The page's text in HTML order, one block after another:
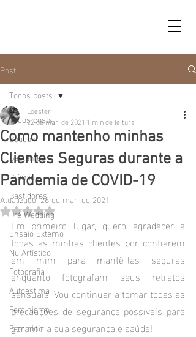
Post
Todos posts
Boudoir
Gestantes
Prêmios
Bastidores
Pré Wedding
Ensaio Externo
Nu Artístico
Fotografia
Autoestima
Feminismo
Feminino
Todos posts
Como mantenho minhas
Clientes Seguras durante a
Pandemia de COVID-19
Loester
22 de mar. de 2021 1 min de leitura
Atualizado:26 de mar. de 2021
Avaliado com NaN de 5 estrelas.
Em primeiro lugar, quero agradecer a
todas as minhas clientes por confiarem
em mim para mantê-las seguras
enquanto fotografam seus retratos
sensuais. Vou continuar a tomar todas as
precauções de segurança possíveis para
garantir a sua segurança e saúde!